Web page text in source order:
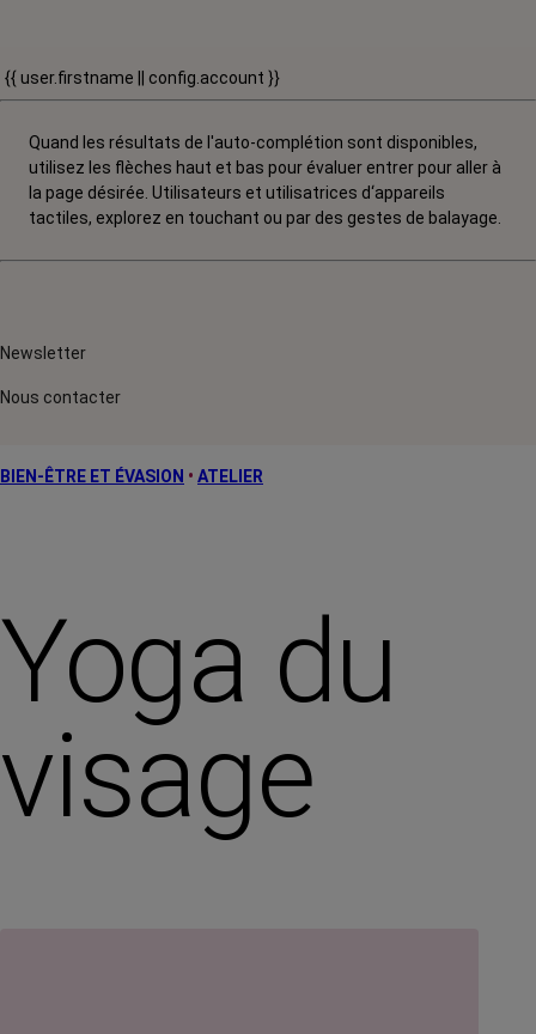
{{ user.firstname || config.account }}
Quand les résultats de l'auto-complétion sont disponibles,
utilisez les flèches haut et bas pour évaluer entrer pour aller à
la page désirée. Utilisateurs et utilisatrices d‘appareils
tactiles, explorez en touchant ou par des gestes de balayage.
Newsletter
Nous contacter
BIEN-ÊTRE ET ÉVASION • ATELIER
Yoga du
visage